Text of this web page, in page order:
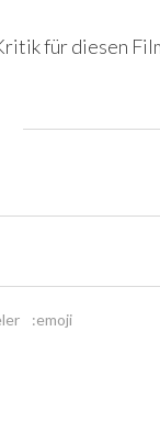
für diesen
:emoji